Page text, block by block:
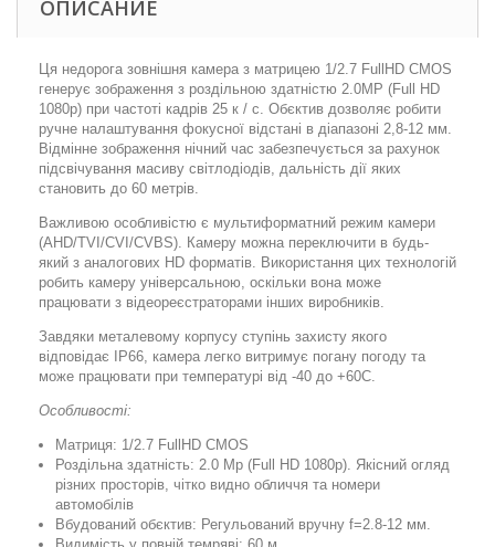
ОПИСАНИЕ
Ця недорога зовнішня камера з матрицею 1/2.7 FullHD CMOS
генерує зображення з роздільною здатністю 2.0MP (Full HD
1080p) при частоті кадрів 25 к / с. Обєктив дозволяє робити
ручне налаштування фокусної відстані в діапазоні 2,8-12 мм.
Відмінне зображення нічний час забезпечується за рахунок
підсвічування масиву світлодіодів, дальність дії яких
становить до 60 метрів.
Важливою особливістю є мультиформатний режим камери
(AHD/TVI/CVI/CVBS). Камеру можна переключити в будь-
який з аналогових HD форматів. Використання цих технологій
робить камеру універсальною, оскільки вона може
працювати з відеореєстраторами інших виробників.
Завдяки металевому корпусу ступінь захисту якого
відповідає IP66, камера легко витримує погану погоду та
може працювати при температурі від -40 до +60С.
Особливості:
Матриця: 1/2.7 FullHD CMOS
Роздільна здатність: 2.0 Mp (Full HD 1080p). Якісний огляд
різних просторів, чітко видно обличчя та номери
автомобілів
Вбудований обєктив: Регульований вручну f=2.8-12 мм.